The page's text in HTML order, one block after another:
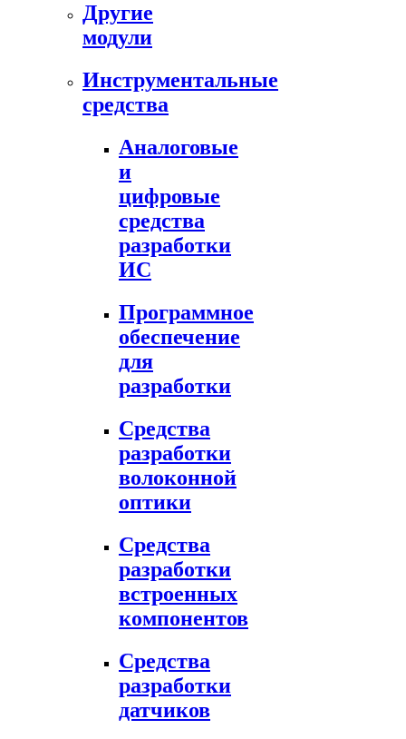
Другие
модули
Инструментальные
средства
Аналоговые
и
цифровые
средства
разработки
ИС
Программное
обеспечение
для
разработки
Средства
разработки
волоконной
оптики
Средства
разработки
встроенных
компонентов
Средства
разработки
датчиков